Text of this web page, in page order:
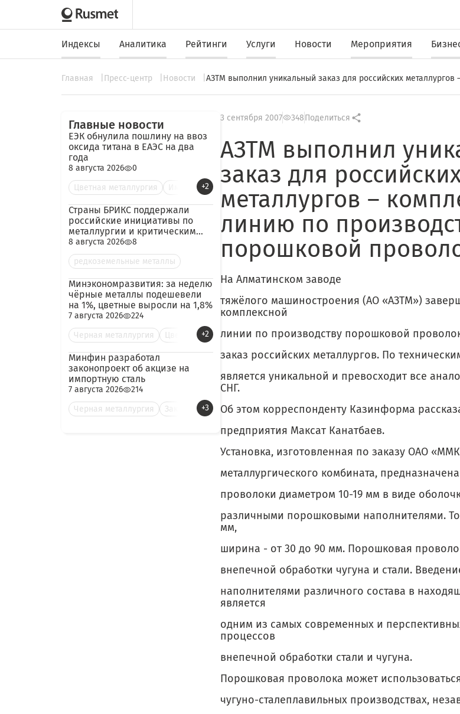
Индексы Аналитика Рейтинги Услуги Новости Мероприятия
Главная Пресс-центр Новости АЗТМ выполнил уникальный заказ для российских
Главные новости
ЕЭК обнулила пошлину на ввоз
оксида титана в ЕАЭС на два
года
8 августа 2026
0
Цветная металлургия
+2
Страны БРИКС поддержали
российские инициативы по
металлургии и критическим
минералам
8 августа 2026
8
редкоземельные металлы
Минэкономразвития: за неделю
чёрные металлы подешевели
на 1%, цветные выросли на 1,8%
7 августа 2026
224
Черная металлургия
Цве +2
Минфин разработал
законопроект об акцизе на
импортную сталь
7 августа 2026
214
Черная металлургия
Зак +3
3 сентября 2007 348Поделиться
АЗТМ выполнил
заказ для
металлургов –
линию по
порошковой
На Алматинском заводе
тяжёлого машиностроения (АО «АЗТМ»)
комплексной
линии по производству порошковой
заказ российских металлургов. По
является уникальной и превосходит все
СНГ.
Об этом корреспонденту Казинформа
предприятия Максат Канатбаев.
Установка, изготовленная по заказу ОАО
металлургического комбината,
проволоки диаметром 10-19 мм в виде
различными порошковыми наполнителями.
мм,
ширина - от 30 до 90 мм. Порошковая
внепечной обработки чугуна и стали.
наполнителями различного состава в
является
одним из самых современных и
процессов
внепечной обработки стали и чугуна.
Порошковая проволока может
чугуно-сталеплавильных производствах,